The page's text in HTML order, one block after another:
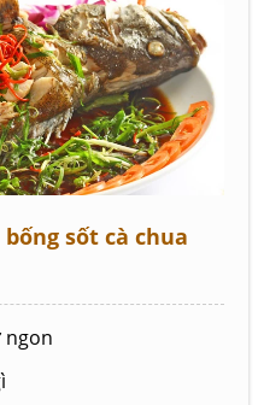
sốt cà chua
ngon